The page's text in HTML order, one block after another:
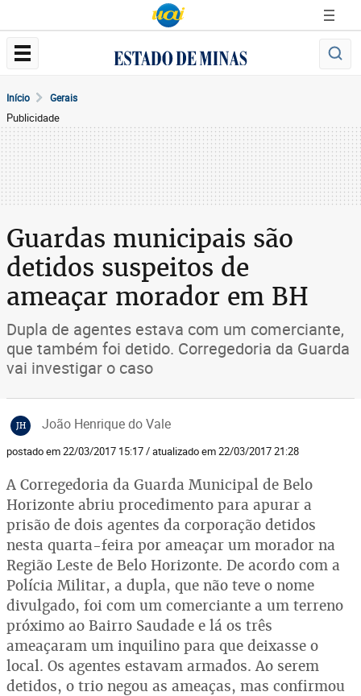
Início Gerais
Publicidade
Guardas municipais são
detidos suspeitos de
ameaçar morador em BH
Dupla de agentes estava com um comerciante,
que também foi detido. Corregedoria da Guarda
vai investigar o caso
JH João Henrique do Vale
postado em 22/03/2017 15:17 / atualizado em 22/03/2017 21:28
A Corregedoria da Guarda Municipal de Belo
Horizonte abriu procedimento para apurar a
prisão de dois agentes da corporação detidos
nesta quarta-feira por ameaçar um morador na
Região Leste de Belo Horizonte. De acordo com a
Polícia Militar, a dupla, que não teve o nome
divulgado, foi com um comerciante a um terreno
próximo ao Bairro Saudade e lá os três
ameaçaram um inquilino para que deixasse o
local. Os agentes estavam armados. Ao serem
detidos, o trio negou as ameaças, mas confirmou